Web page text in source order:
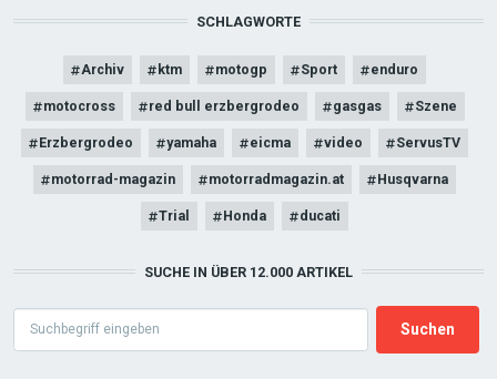
SCHLAGWORTE
Archiv ktm motogp Sport enduro
motocross red bull erzbergrodeo gasgas Szene
Erzbergrodeo yamaha eicma video ServusTV
motorrad-magazin motorradmagazin.at Husqvarna
Trial Honda ducati
SUCHE IN ÜBER 12.000 ARTIKEL